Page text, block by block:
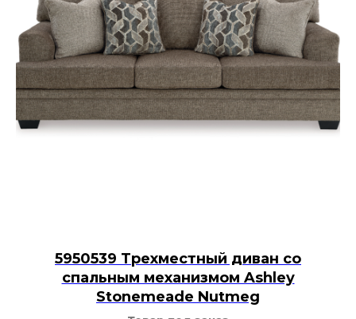
5950539 Трехместный диван со
спальным механизмом Ashley
Stonemeade Nutmeg